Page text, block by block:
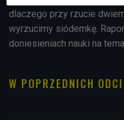
dlaczego przy rzucie
wyrzucimy siódemkę.
doniesieniach nauki na
W POPRZEDNICH